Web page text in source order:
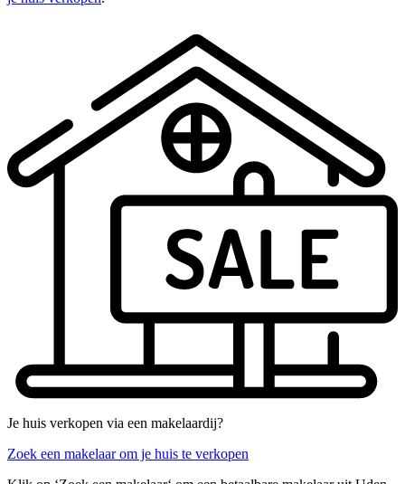
Je huis verkopen via een makelaardij?
Zoek een makelaar om je huis te verkopen